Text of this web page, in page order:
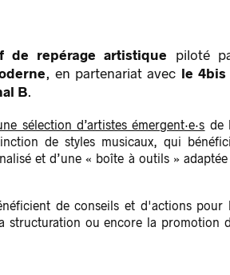
de repérage artistique piloté
, en partenariat avec le 4bis
B.
sélection d’artistes émergent·e·s de
de styles musicaux, qui
et d’une « boîte à outils » adaptée
de conseils et d'actions pour
structuration ou encore la promotion